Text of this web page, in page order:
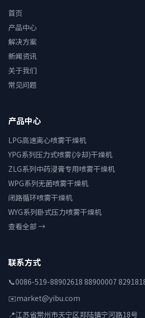
首页
产品中心
解决方案
新闻资讯
关于我们
常见问题
产品中心
LPG高速离心喷雾干燥机
YPG系列压力式喷雾(冷却)干燥机
ZLG系列中药浸膏专用喷雾干燥机
WPG系列无菌喷雾干燥机
闭路循环喷雾干燥机
WYG系列卧式压力喷雾干燥机
查看全部 →
联系方式
📞0086-519-88902618 88900007
✉️market@yibu.com
📍江苏省常州市天宁区郑陆镇宁河路18号